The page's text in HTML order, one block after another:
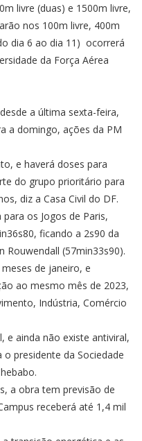
livre (duas) e 1500m livre,
nos 100m livre, 400m
dia 6 ao dia 11) ocorrerá
da Força Aérea
a última sexta-feira,
a domingo, ações da PM
e haverá doses para
do grupo prioritário para
diz a Casa Civil do DF.
os Jogos de Paris,
ficando a 2s90 da
Rouwendall (57min33s90).
de janeiro, e
ao mesmo mês de 2023,
Indústria, Comércio
e ainda não existe antiviral,
presidente da Sociedade
a obra tem previsão de
receberá até 1,4 mil